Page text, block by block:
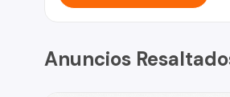
Anuncios